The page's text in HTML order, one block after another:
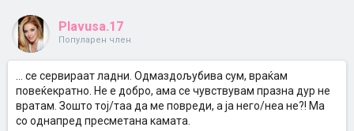
Plavusa.17
Популарен член
... се сервираат ладни. Одмаздољубива сум, враќам
повеќекратно. Не е добро, ама се чувствувам празна дур не
вратам. Зошто тој/таа да ме повреди, а ја него/неа не?! Ма
со однапред пресметана камата.